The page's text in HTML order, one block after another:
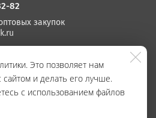
82
закупок
74, +7 (812) 235 15 86
книг
до 17:00)
Это позволяет нам
сайтом и делать его лучше.
с использованием файлов